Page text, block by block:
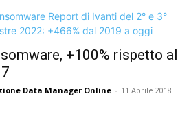
+100% rispetto al
Data Manager Online - 11 Aprile 2018